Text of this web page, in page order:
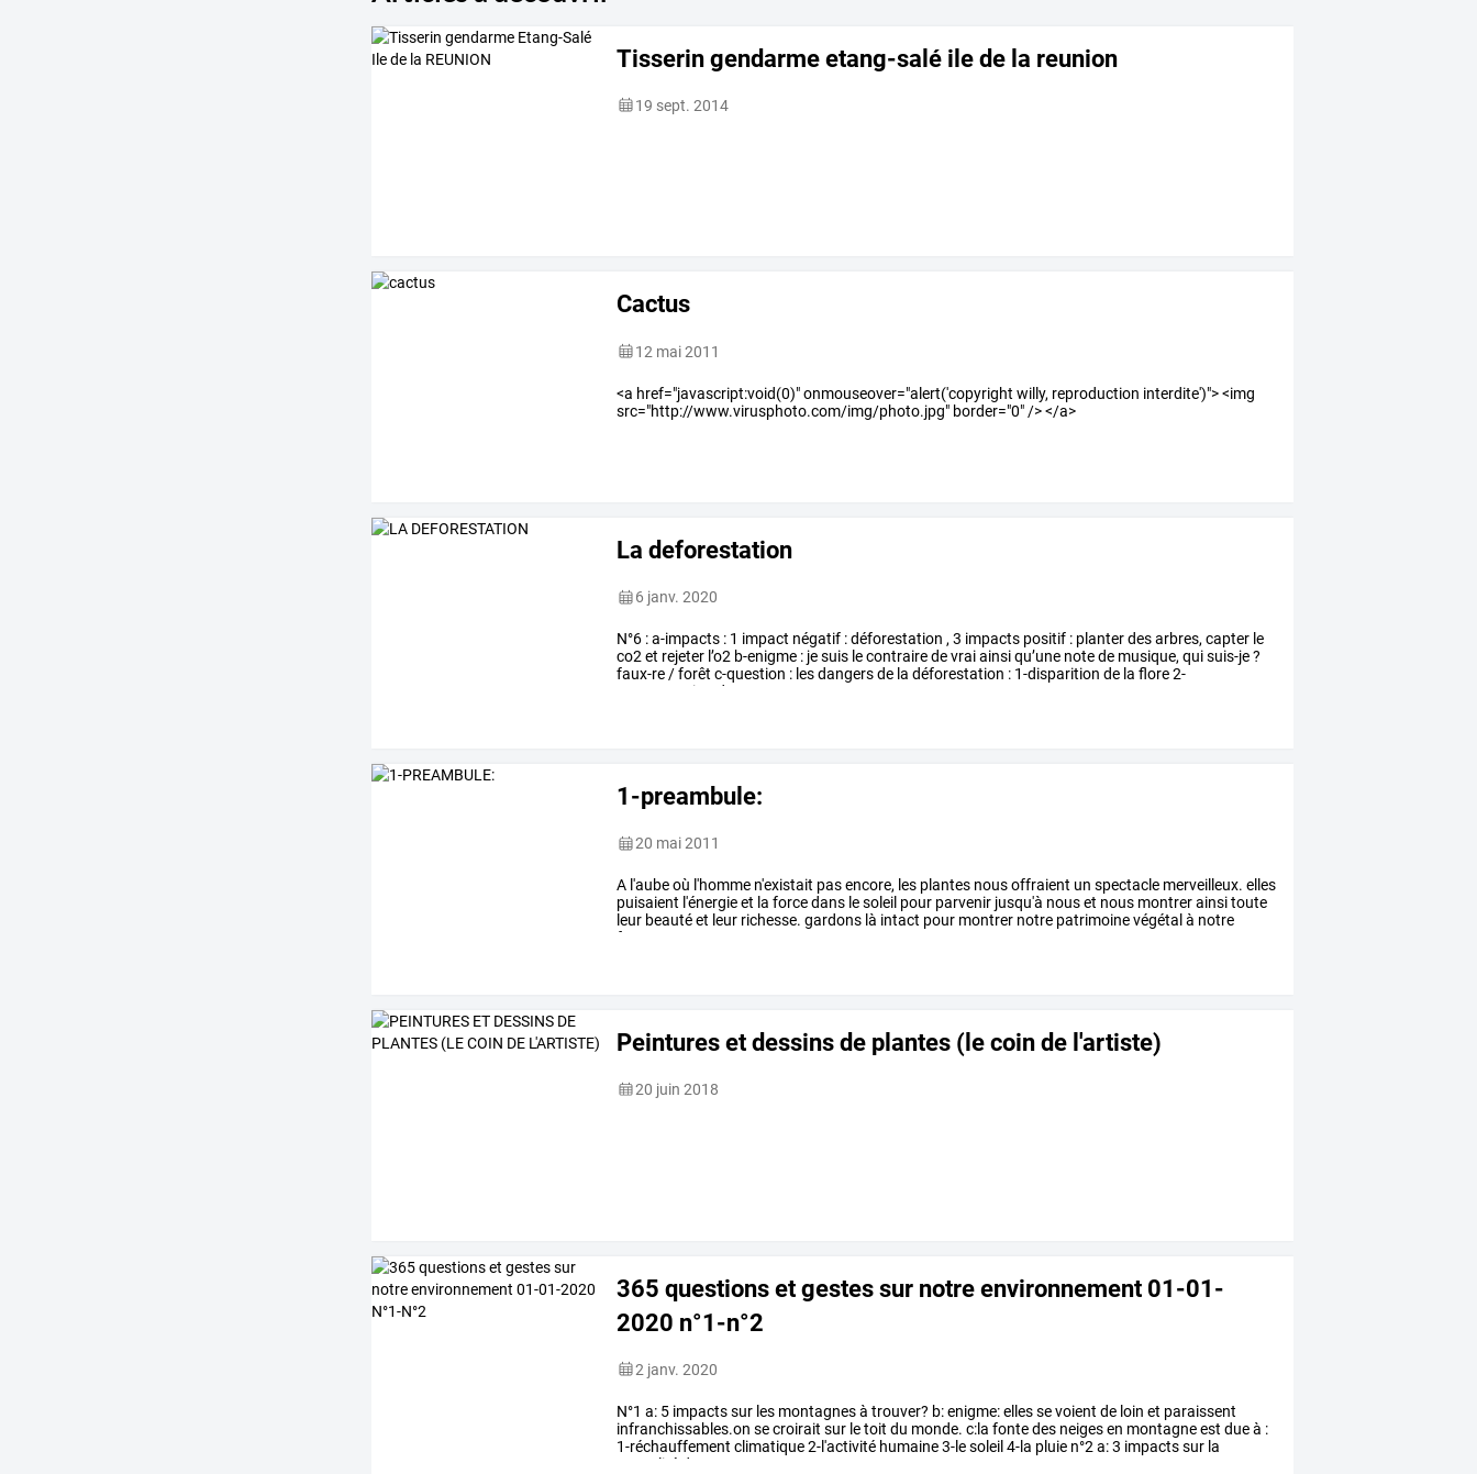
Tisserin gendarme etang-salé ile de la reunion
19 sept. 2014
Cactus
12 mai 2011
<a href="javascript:void(0)" onmouseover="alert('copyright willy, reproduction interdite')"> <img
src="http://www.virusphoto.com/img/photo.jpg" border="0" /> </a>
La deforestation
6 janv. 2020
N°6 :a-impacts : 1 impact négatif :déforestation ,3 impacts positif : planterdesarbres,capter le
co2et rejeter l’o2 b-enigme : jesuis lecontrairedevraiainsiqu’une notede musique,quisuis-je?
faux-re/forêt c-question : lesdangersde la déforestation : 1-disparition de la flore2-
augmentation
des
1-preambule:
20 mai 2011
A l'aubeoù l'homme n'existait pasencore, les plantes nousoffraient un spectacle merveilleux. elles
puisaient l'énergieet la forcedans lesoleil pour parvenir jusqu'à nouset nous montrerainsitoute
leur beautéet leur richesse. gardons là intact pour montrer notre patrimoinevégétal à notre
future
Peintures et dessins de plantes (le coin de l'artiste)
20 juin 2018
365 questions et gestes sur notre environnement 01-01-
2020 n°1-n°2
2 janv. 2020
N°1 a: 5 impactssur les montagnesà trouver? b:enigme:ellessevoient de loin et paraissent
infranchissables.on secroirait sur letoit du monde. c:la fontedes neigesen montagneest dueà :
1-réchauffement climatique2-l'activité humaine3-lesoleil 4-la pluie n°2 a:3 impactssur la
mortalité des